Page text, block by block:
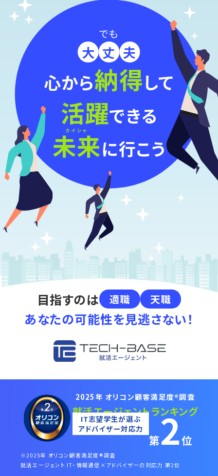
でも
大 丈 夫
心から納得して
活躍できる
未来
カイシャ
に行こう
目指すのは 適職 天職
あなたの可能性を見逃さない！
2025年 オリコン顧客満足度®調査
就活エージェントランキング
IT志望学生が選ぶ
アドバイザー対応力
第2位
※2025年 オリコン顧客満足度®調査
就活エージェント IT・情報通信×アドバイザーの対応力 第2位